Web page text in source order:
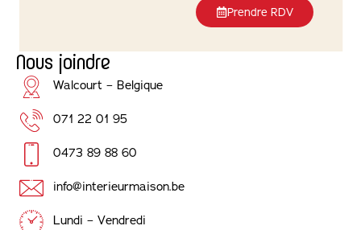
Prendre RDV
Nous joindre
Walcourt – Belgique
071 22 01 95
0473 89 88 60
info@interieurmaison.be
Lundi – Vendredi